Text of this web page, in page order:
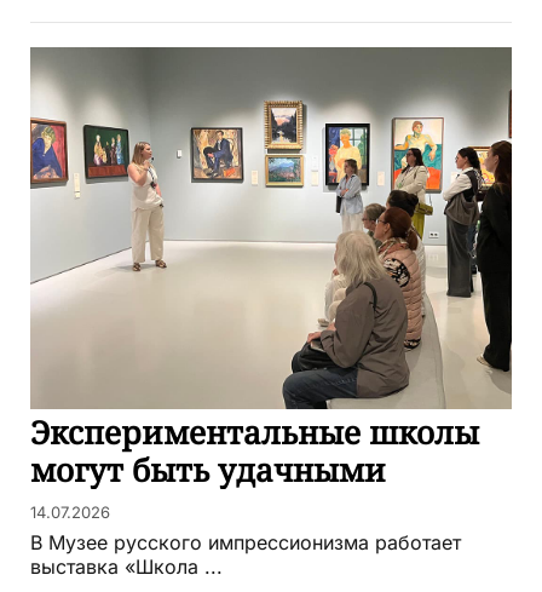
Экспериментальные школы
могут быть удачными
14.07.2026
В Музее русского импрессионизма работает
выставка «Школа ...